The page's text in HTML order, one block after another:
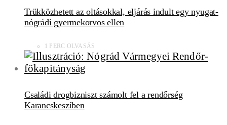
Trükközhetett az oltásokkal, eljárás indult egy nyugat-
nógrádi gyermekorvos ellen
1 PERC OLVASÁS
Családi drogbizniszt számolt fel a rendőrség
Karancskesziben